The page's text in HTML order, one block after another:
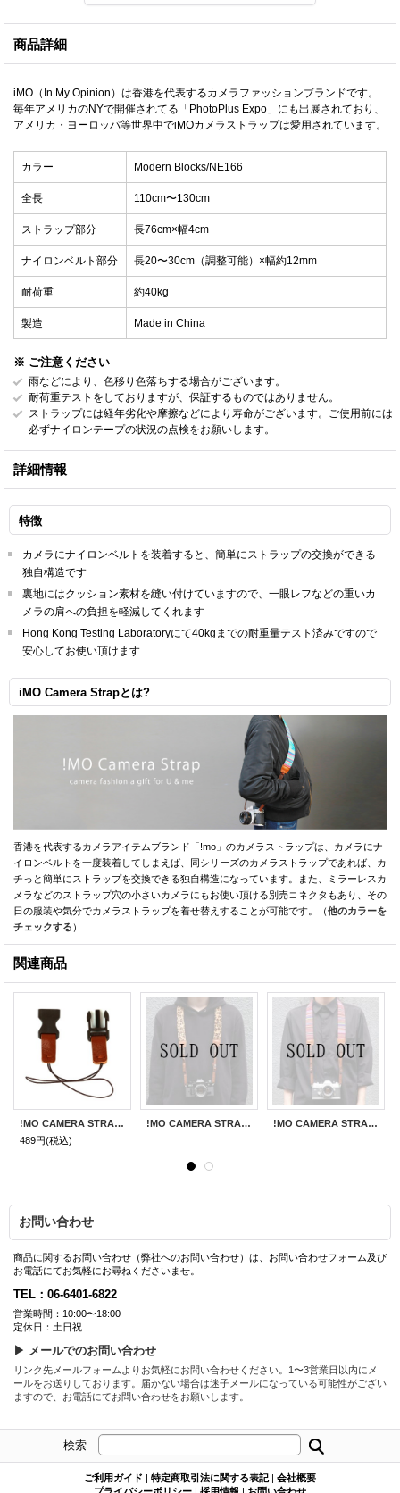
商品詳細
iMO（In My Opinion）は香港を代表するカメラファッションブランドです。
毎年アメリカのNYで開催されてる「PhotoPlus Expo」にも出展されており、
アメリカ・ヨーロッパ等世界中でiMOカメラストラップは愛用されています。
カラー Modern Blocks/NE166
全長 110cm〜130cm
ストラップ部分 長76cm×幅4cm
ナイロンベルト部分 長20〜30cm（調整可能）×幅約12mm
耐荷重 約40kg
製造 Made in China
※ ご注意ください
雨などにより、色移り色落ちする場合がございます。
耐荷重テストをしておりますが、保証するものではありません。
ストラップには経年劣化や摩擦などにより寿命がございます。ご使用前には
必ずナイロンテープの状況の点検をお願いします。
詳細情報
特徴
カメラにナイロンベルトを装着すると、簡単にストラップの交換ができる
独自構造です
裏地にはクッション素材を縫い付けていますので、一眼レフなどの重いカ
メラの肩への負担を軽減してくれます
Hong Kong Testing Laboratoryにて40kgまでの耐重量テスト済みですので
安心してお使い頂けます
iMO Camera Strapとは?
香港を代表するカメラアイテムブランド「!mo」のカメラストラップは、カメラにナ
イロンベルトを一度装着してしまえば、同シリーズのカメラストラップであれば、カ
チっと簡単にストラップを交換できる独自構造になっています。また、ミラーレスカ
メラなどのストラップ穴の小さいカメラにもお使い頂ける別売コネクタもあり、その
日の服装や気分でカメラストラップを着せ替えすることが可能です。（他のカラーを
チェックする）
関連商品
!MO CAMERA STRAP用ループコネクター
489円(税込)
!MO CAMERA STRAP［Animal Print］ !MO CAMERA STRAP［Red Village］
お問い合わせ
商品に関するお問い合わせ（弊社へのお問い合わせ）は、お問い合わせフォーム及び
お電話にてお気軽にお尋ねくださいませ。
TEL：06-6401-6822
営業時間：10:00〜18:00
定休日：土日祝
▶ メールでのお問い合わせ
リンク先メールフォームよりお気軽にお問い合わせください。1〜3営業日以内にメ
ールをお送りしております。届かない場合は迷子メールになっている可能性がござい
ますので、お電話にてお問い合わせをお願いします。
検索
ご利用ガイド | 特定商取引法に関する表記 | 会社概要
プライバシーポリシー | 採用情報 | お問い合わせ